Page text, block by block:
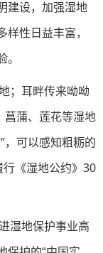
建设，加强湿地
性日益丰富，
；耳畔传来呦呦
菖蒲、莲花等湿地
，可以感知粗粝的
《湿地公约》30
湿地保护事业高